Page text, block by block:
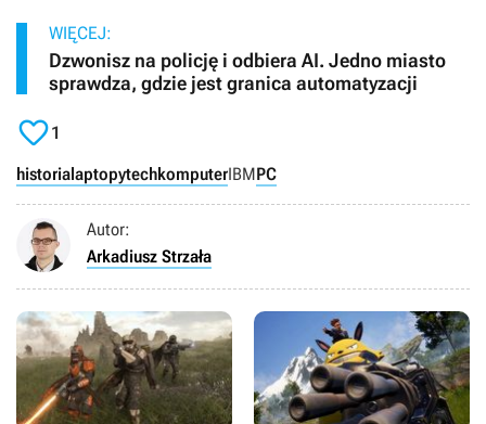
WIĘCEJ:
Dzwonisz na policję i odbiera AI. Jedno miasto
sprawdza, gdzie jest granica automatyzacji
1
historialaptopytechkomputerIBMPC
Autor:
Arkadiusz Strzała